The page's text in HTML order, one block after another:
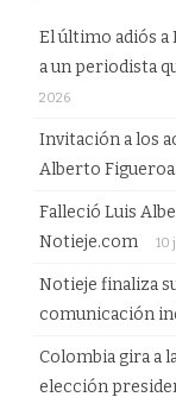
El último adiós a
a un periodista
2026
Invitación a los
Alberto Figueroa.
Falleció Luis
Notieje.com
10
Notieje finaliza
comunicación
Colombia gira a
elección